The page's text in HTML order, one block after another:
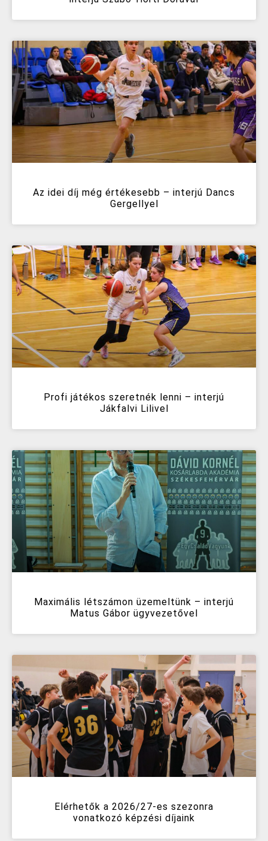
Az idei díj még értékesebb – interjú Dancs
Gergellyel
Profi játékos szeretnék lenni – interjú
Jákfalvi Lilivel
Maximális létszámon üzemeltünk – interjú
Matus Gábor ügyvezetővel
Elérhetők a 2026/27-es szezonra
vonatkozó képzési díjaink